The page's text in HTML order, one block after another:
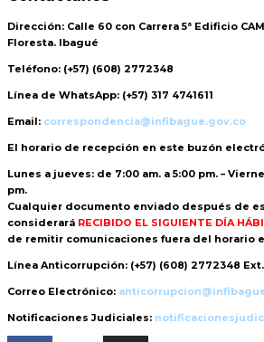
Dirección: Calle 60 con Carrera 5ª Edificio
Floresta. Ibagué
Teléfono: (+57) (608) 2772348
Línea de WhatsApp: (+57) 317 4741611
Email: correspondencia@infibague.gov.co
El horario de recepción en este buzón
Lunes a jueves: de 7:00 am. a 5:00 pm. –
pm.
Cualquier documento enviado después de
considerará RECIBIDO EL SIGUIENTE DÍA
de remitir comunicaciones fuera del horario
Línea Anticorrupción: (+57) (608) 2772348
Correo Electrónico:
Notificaciones Judiciales: